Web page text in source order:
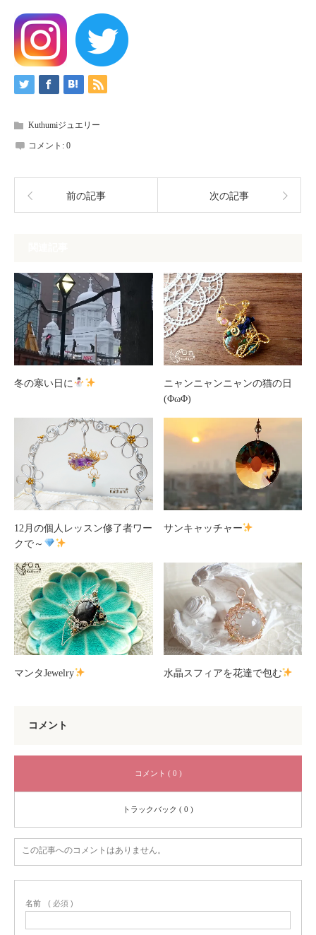
Kuthumiジュエリー
コメント: 0
前の記事 次の記事
冬の寒い日に
ニャンニャンニャンの猫の日
(ΦωΦ)
12月の個人レッスン修了者ワー
クで～
サンキャッチャー
マンタJewelry 水晶スフィアを花達で包む
コメント
コメント ( 0 )
トラックバック ( 0 )
この記事へのコメントはありません。
名前 ( 必須 )